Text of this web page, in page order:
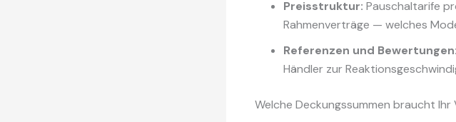
Preisstruktur: Pauschaltarife
Rahmenverträge — welches
Referenzen und Bewertungen:
Händler zur
Welche Deckungssummen braucht